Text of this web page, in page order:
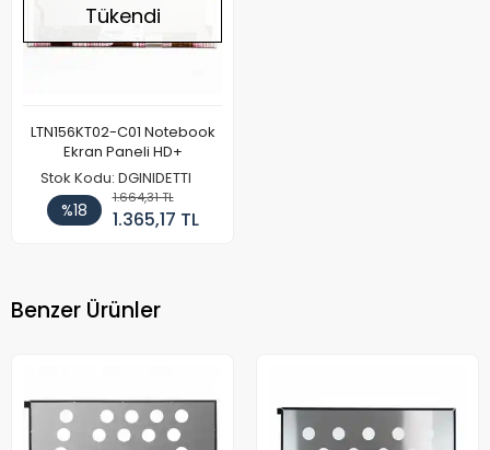
Tükendi
LTN156KT02-C01 Notebook
Ekran Paneli HD+
Stok Kodu: DGINIDETTI
%18
1.664,31 TL
1.365,17 TL
Benzer Ürünler